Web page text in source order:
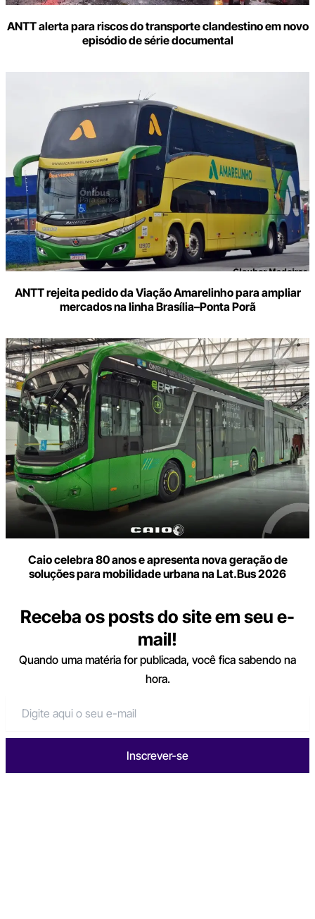
ANTT alerta para riscos do transporte clandestino em novo
episódio de série documental
ANTT rejeita pedido da Viação Amarelinho para ampliar
mercados na linha Brasília–Ponta Porã
Caio celebra 80 anos e apresenta nova geração de
soluções para mobilidade urbana na Lat.Bus 2026
Receba os posts do site em seu e-
mail!
Quando uma matéria for publicada, você fica sabendo na
hora.
Inscrever-se